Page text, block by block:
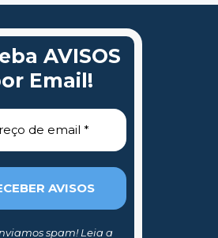
AVISOS
Email!
spam! Leia a